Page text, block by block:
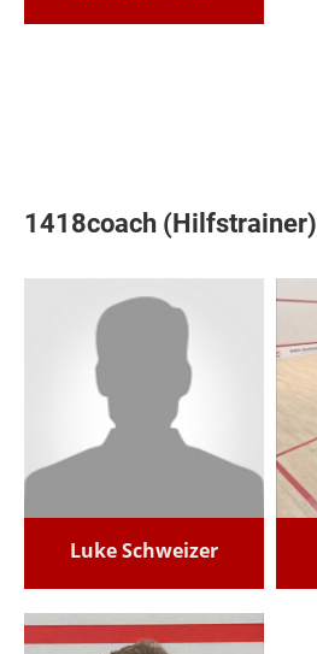
1418coach (Hilfstrainer)
Luke Schweizer